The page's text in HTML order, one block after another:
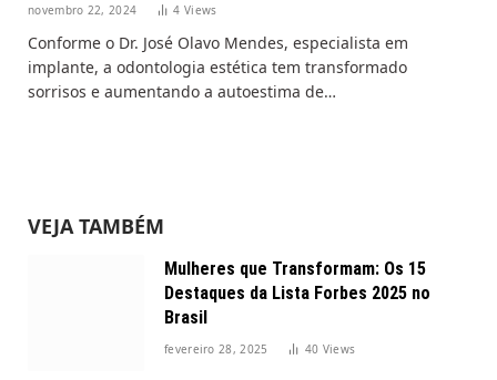
novembro 22, 2024 4Views
Conforme o Dr. José Olavo Mendes, especialista em
implante, a odontologia estética tem transformado
sorrisos e aumentando a autoestima de…
VEJA TAMBÉM
Mulheres que Transformam: Os 15
Destaques da Lista Forbes 2025 no
Brasil
fevereiro 28, 2025 40 Views